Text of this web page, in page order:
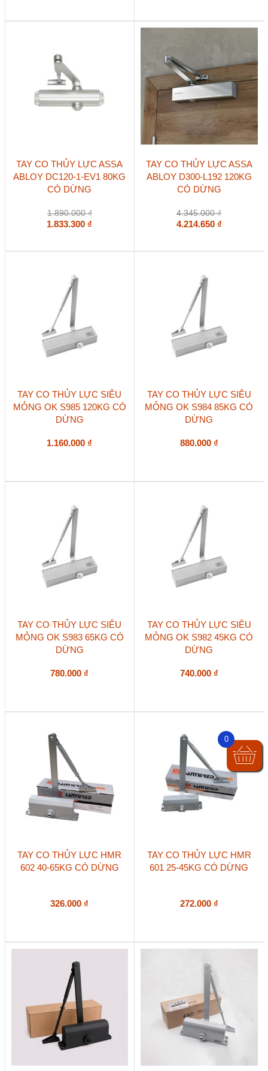
TAY CO THỦY LỰC ASSA
ABLOY DC120-1-EV1 80KG
CÓ DỪNG
1.890.000₫
1.833.300 ₫
TAY CO THỦY LỰC ASSA
ABLOY D300-L192 120KG
CÓ DỪNG
4.345.000₫
4.214.650 ₫
TAY CO THỦY LỰC SIÊU
MỎNG OK S985 120KG CÓ
DỪNG
1.160.000 ₫
TAY CO THỦY LỰC SIÊU
MỎNG OK S984 85KG CÓ
DỪNG
880.000 ₫
TAY CO THỦY LỰC SIÊU
MỎNG OK S983 65KG CÓ
DỪNG
780.000 ₫
TAY CO THỦY LỰC SIÊU
MỎNG OK S982 45KG CÓ
DỪNG
740.000 ₫
TAY CO THỦY LỰC HMR
602 40-65KG CÓ DỪNG
326.000 ₫
TAY CO THỦY LỰC HMR
601 25-45KG CÓ DỪNG
272.000 ₫
0